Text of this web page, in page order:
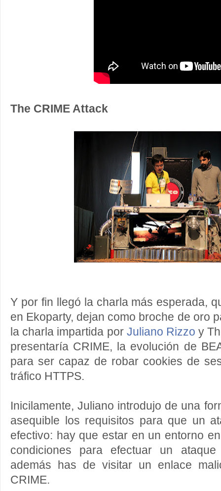
The CRIME Attack
Y por fin llegó la charla más esperada,
en Ekoparty, dejan como broche de oro
la charla impartida por Juliano Rizzo y
presentaría CRIME, la evolución de
para ser capaz de robar cookies de
tráfico HTTPS.
Inicilamente, Juliano introdujo de una
asequible los requisitos para que un
efectivo: hay que estar en un entorno
condiciones para efectuar un
además has de visitar un enlace
CRIME.